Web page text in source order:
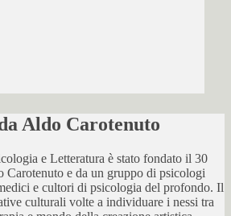
Aldo Carotenuto
e Letteratura è stato fondato il 30
Carotenuto e da un gruppo di psicologi
e cultori di psicologia del profondo. Il
culturali volte a individuare i nessi tra